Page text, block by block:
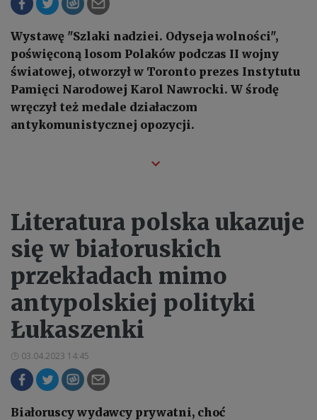
Wystawę "Szlaki nadziei. Odyseja wolności",
poświęconą losom Polaków podczas II wojny
światowej, otworzył w Toronto prezes Instytutu
Pamięci Narodowej Karol Nawrocki. W środę
wręczył też medale działaczom
antykomunistycznej opozycji.
Literatura polska ukazuje
się w białoruskich
przekładach mimo
antypolskiej polityki
Łukaszenki
03.04.2023 14:45
Białoruscy wydawcy prywatni, choć